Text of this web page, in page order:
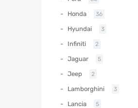
Honda 36
Hyundai 3
Infiniti 2
Jaguar 5
Jeep 2
Lamborghini 3
Lancia 5